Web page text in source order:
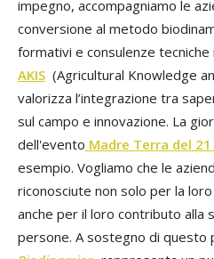
impegno, accompagniamo le
conversione al metodo
formativi e consulenze tecniche
AKIS (Agricultural Knowledge
valorizza l’integrazione tra
sul campo e innovazione. La
dell'evento Madre Terra del
esempio. Vogliamo che le
riconosciute non solo per la
anche per il loro contributo alla
persone. A sostegno di questo